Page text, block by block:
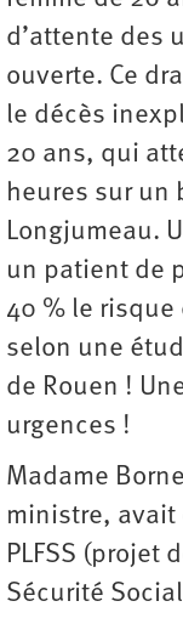
d’attente des
ouverte. Ce
le décès
20 ans, qui
heures sur un
Longjumeau.
un patient de
40 % le
selon une
de Rouen !
urgences !
Madame
ministre, avait
PLFSS (projet
Sécurité